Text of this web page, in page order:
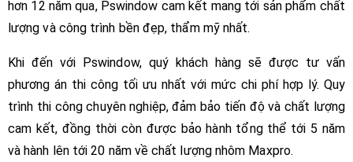
hơn 12 năm qua, Pswindow cam kết mang tới sản phẩm chất
lượng và công trình bền đẹp, thẩm mỹ nhất.
Khi đến với Pswindow, quý khách hàng sẽ được tư vấn
phương án thi công tối ưu nhất với mức chi phí hợp lý. Quy
trình thi công chuyên nghiệp, đảm bảo tiến độ và chất lượng
cam kết, đồng thời còn được bảo hành tổng thể tới 5 năm
và hành lên tới 20 năm về chất lượng nhôm Maxpro.